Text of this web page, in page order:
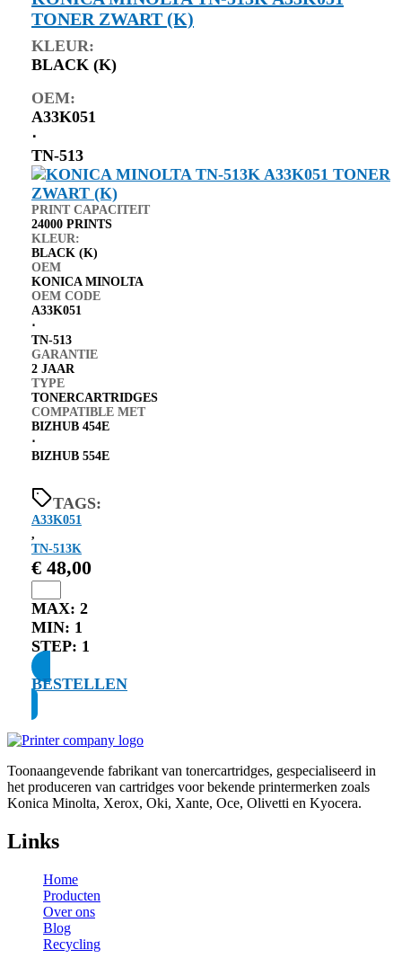
TONER ZWART (K)
KLEUR:
BLACK (K)
OEM:
A33K051
⋅
TN-513
PRINT CAPACITEIT
24000 PRINTS
KLEUR:
BLACK (K)
OEM
KONICA MINOLTA
OEM CODE
A33K051
⋅
TN-513
GARANTIE
2 JAAR
TYPE
TONERCARTRIDGES
COMPATIBLE MET
BIZHUB 454E
⋅
BIZHUB 554E
TAGS:
A33K051
,
TN-513K
€ 48,00
MAX: 2
MIN: 1
STEP: 1
BESTELLEN
Toonaangevende fabrikant van tonercartridges, gespecialiseerd in
het produceren van cartridges voor bekende printermerken zoals
Konica Minolta, Xerox, Oki, Xante, Oce, Olivetti en Kyocera.
Links
Home
Producten
Over ons
Blog
Recycling